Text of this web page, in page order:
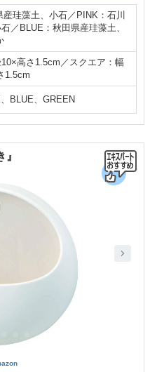
珪藻土、小石／PINK：石川
／BLUE：秋田県産珪藻土、
高さ1.5cm／スクエア：幅
1.5cm
BLUE、GREEN